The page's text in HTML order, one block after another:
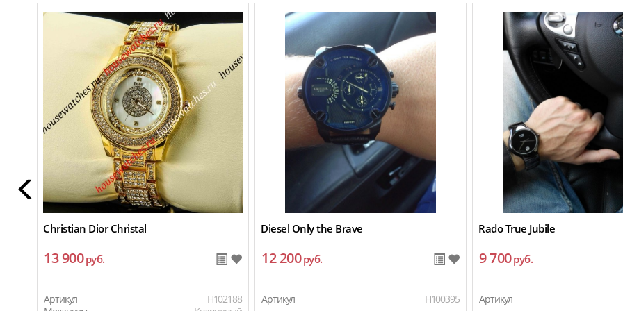
Christian Dior Christal
13 900руб.
Артикул
H102188
Diesel Only the Brave
12 200руб.
Артикул H100395
Rado True Jubile
9 700руб.
Артикул